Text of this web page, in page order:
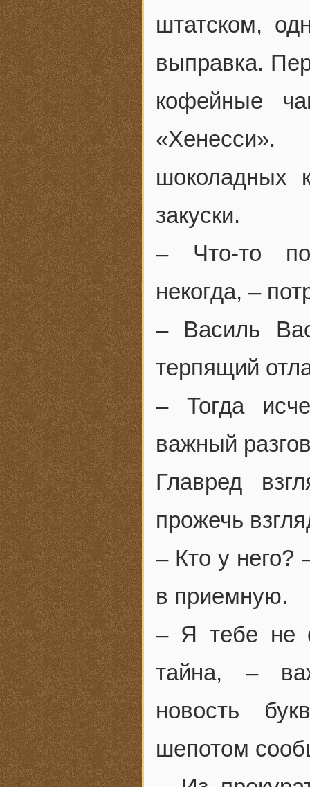
штатском,
выправка.
кофейные
шоколадных
закуски.
– Что-то
некогда, –
– Василь
терпящий
– Тогда
важный
Главред
прожечь
– Кто у
в приемную.
– Я тебе не
тайна, –
новость
шепотом